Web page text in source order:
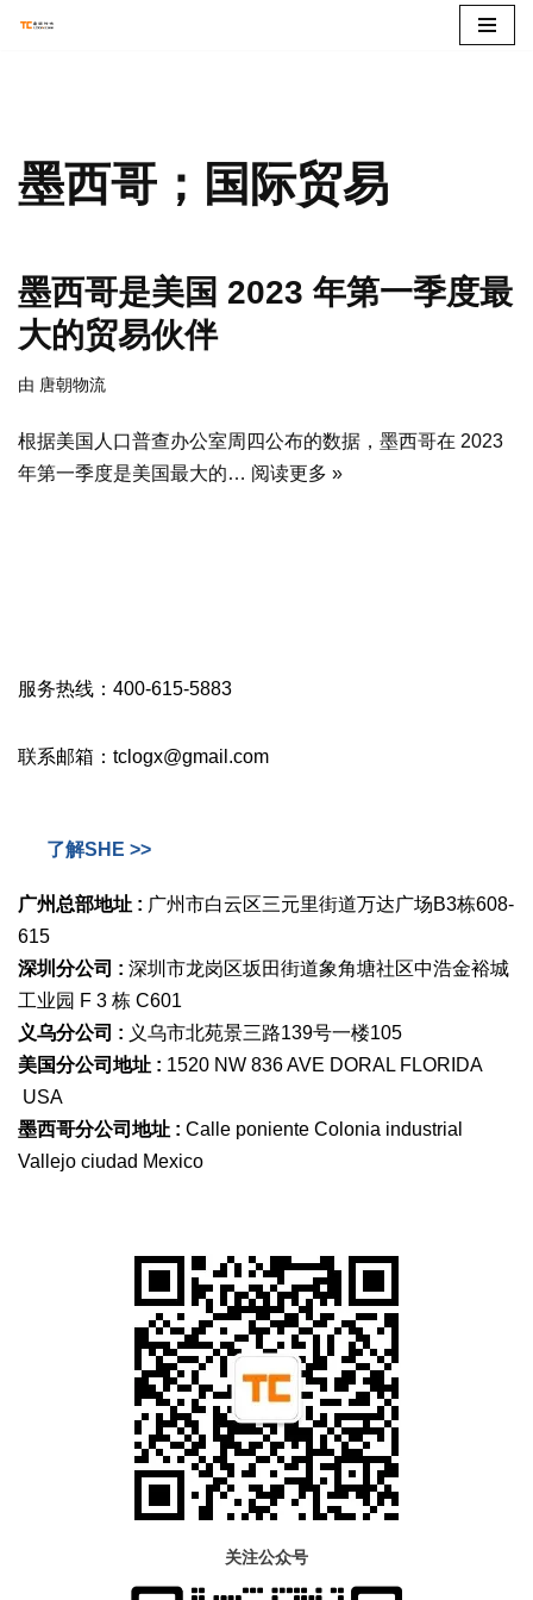
文
墨西哥；国际贸易
墨西哥是美国 2023 年第一季度最
大的贸易伙伴
由 唐朝物流
根据美国人口普查办公室周四公布的数据，墨西哥在 2023
年第一季度是美国最大的… 阅读更多 »
服务热线：400-615-5883
联系邮箱：tclogx@gmail.com
了解SHE >>
广州总部地址 : 广州市白云区三元里街道万达广场B3栋608-
615
深圳分公司 : 深圳市龙岗区坂田街道象角塘社区中浩金裕城
工业园 F 3 栋 C601
义乌分公司 : 义乌市北苑景三路139号一楼105
美国分公司地址 : 1520 NW 836 AVE DORAL FLORIDA
USA
墨西哥分公司地址 : Calle poniente Colonia industrial
Vallejo ciudad Mexico
关注公众号